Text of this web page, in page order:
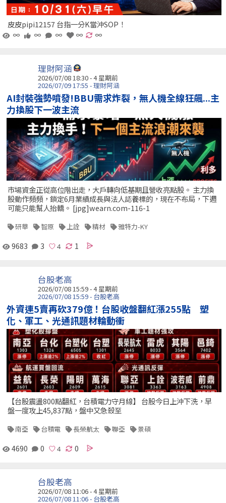
皮皮pipi12157 台指一分K當沖SOP！
∞
∞ ∞ ∞ ∞
理財阿涵
2026/07/08 18:30 - 4 星期前
2026/07/09 17:55 - 理財阿涵
AI封裝強勢噴發!BBU需求炸裂，無人機全線狂飆...主
力換股下一波主流
市場資金正從高位階出走，大戶轉向低基期且營收亮點股。 主力換
股動作頻頻，鎖定6月業績成長與法人認養標的，現在不布局，下週
可能只能幫人抬轎。 [jpg]wearn.com-116-1
研華 智原 上詮 精材 雅特力-KY
9683 3 1
台股老高
2026/07/08 15:59 - 4 星期前
2026/07/08 15:59 - 台股老高
外資連5賣再砍379億！台股收盤翻紅漲255點 塑
化、軍工、光通訊題材輪動衝
【台股震盪800點翻紅，台積電力守月線】 台股今日上沖下洗，早
盤一度攻上45,837點，盤中又急殺至
南亞 台積電 長榮航太 聯亞 景碩
4690 0 0
台股老高
2026/07/08 11:06 - 4 星期前
2026/07/08 11:06 - 台股老高